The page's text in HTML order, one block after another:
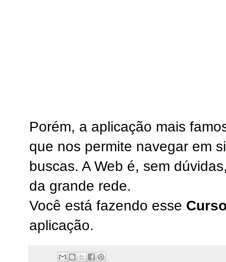
Porém, a aplicação mais
que nos permite navegar em
buscas. A Web é, sem
da grande rede.
Você está fazendo esse
aplicação.